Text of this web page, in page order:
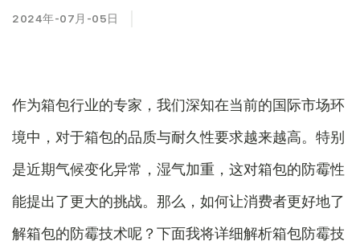
2024年-07月-05日
作为箱包行业的专家，我们深知在当前的国际市场环
境中，对于箱包的品质与耐久性要求越来越高。特别
是近期气候变化异常，湿气加重，这对箱包的防霉性
能提出了更大的挑战。那么，如何让消费者更好地了
解箱包的防霉技术呢？下面我将详细解析箱包防霉技